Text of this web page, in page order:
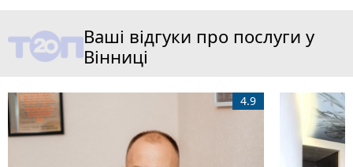
Ваші відгуки про послуги у
Вінниці
4.9